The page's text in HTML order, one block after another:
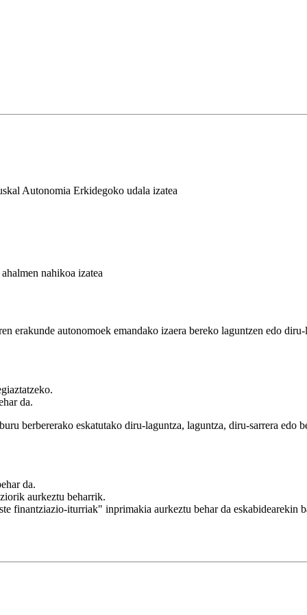
Autonomia Erkidegoko udala izatea
nahikoa izatea
erakunde autonomoek emandako izaera bereko laguntzen edo
da.
berbererako eskatutako diru-laguntza, laguntza, diru-sarrera edo
da.
aurkeztu beharrik.
finantziazio-iturriak" inprimakia aurkeztu behar da eskabidearekin